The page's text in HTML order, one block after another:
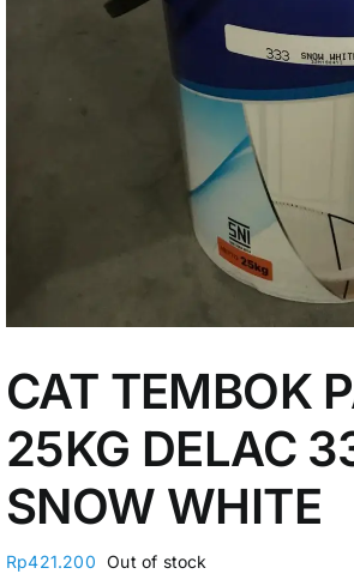
CAT TEMBOK
25KG DELAC
SNOW WHITE
Rp421.200 Out of stock